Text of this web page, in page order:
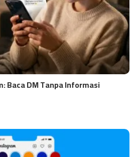
Baca DM Tanpa Informasi